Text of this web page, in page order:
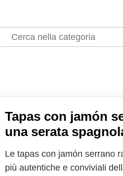
Tapas con jamón
una serata
Le tapas con jamón serrano
più autentiche e conviviali